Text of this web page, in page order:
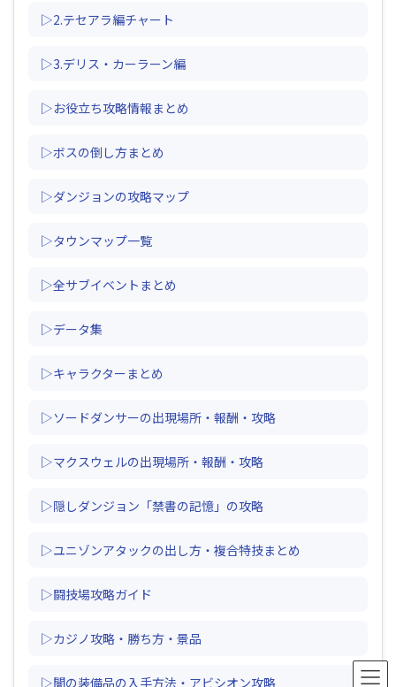
▷2.テセアラ編チャート
▷3.デリス・カーラーン編
▷お役立ち攻略情報まとめ
▷ボスの倒し方まとめ
▷ダンジョンの攻略マップ
▷タウンマップ一覧
▷全サブイベントまとめ
▷データ集
▷キャラクターまとめ
▷ソードダンサーの出現場所・報酬・攻略
▷マクスウェルの出現場所・報酬・攻略
▷隠しダンジョン「禁書の記憶」の攻略
▷ユニゾンアタックの出し方・複合特技まとめ
▷闘技場攻略ガイド
▷カジノ攻略・勝ち方・景品
▷闇の装備品の入手方法・アビシオン攻略